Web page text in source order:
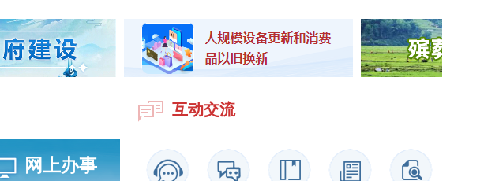
网上办事
互动交流